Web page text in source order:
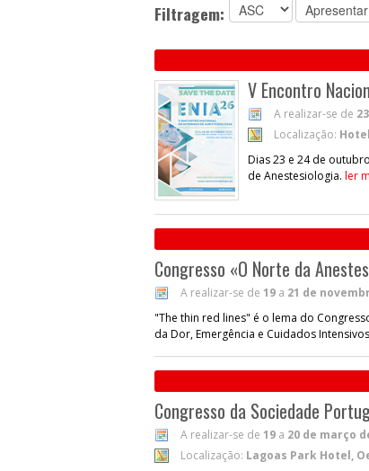
Filtragem:
V Encontro
A realizar-se de 23
Localização:
Dias 23 e 24 de
de Anestesiologia. ler
Congresso «O Norte da
A realizar-se de 19 a 21 de
"The thin red lines" é o lema do
da Dor, Emergência e Cuidados
Congresso da Sociedade
A realizar-se de 19 a 20 de março
Localização: Lagoas Park Hotel,